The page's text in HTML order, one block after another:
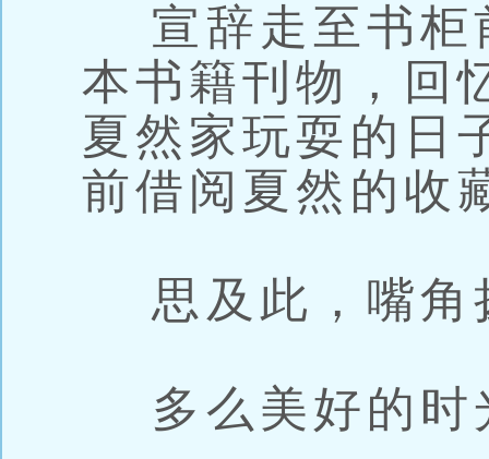
宣辞走至书柜
本书籍刊物，回
夏然家玩耍的日
前借阅夏然的收
思及此，嘴角
多么美好的时